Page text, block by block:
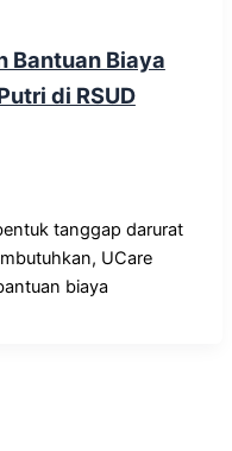
Bantuan Biaya
di RSUD
tanggap darurat
UCare
biaya